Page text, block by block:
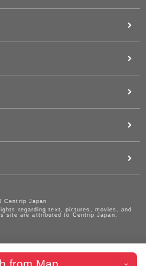
Centrip Japan
regarding text, pictures, movies, and
site are attributed to Centrip Japan.